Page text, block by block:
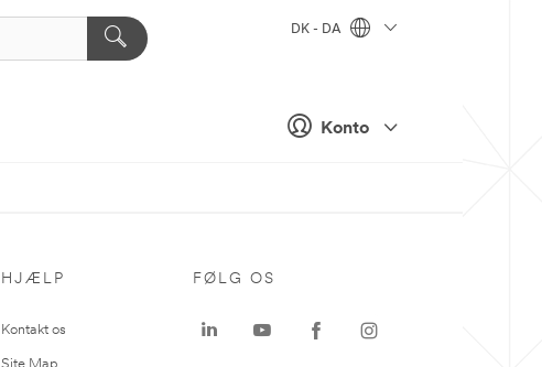
Konto
DK - DA
HJÆLP
Kontakt os
FØLG OS